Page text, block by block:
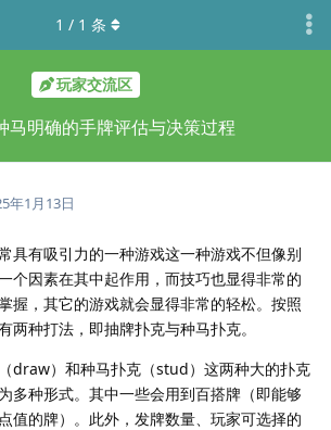
玩家交流区
马明确的手牌评估与决策过程
1 / 1 条
年1月13日
具有吸引力的一种游戏这一种游戏不但像别
个因素在其中起作用，而技巧也显得非常的
握，其它的游戏就会显得非常的轻松。按照
两种打法，即抽牌扑克与种马扑克。
draw）和种马扑克（stud）这两种大的扑克
多种形式。其中一些会用到百搭牌（即能够
值的牌）。此外，发牌数量、玩家可选择的